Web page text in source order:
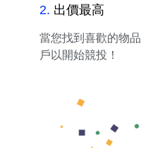
2. 出價最高
當您找到喜歡的物
戶以開始競投！